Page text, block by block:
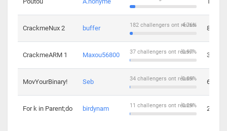
CrackmeNux 2 buffer 4.76%
182 challengers ont réussi 8
CrackmeARM 1 Maxou56800 0.97%
37 challengers ont réussi 3
MovYourBinary! Seb 0.89%
34 challengers ont réussi 6
For k in Parent;do birdynam 0.29%
11 challengers ont réussi 2